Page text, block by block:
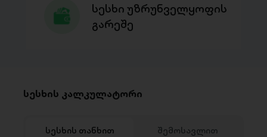
სესხი უზრუნველყოფის
გარეშე
სესხის კალკულატორი
სესხის თანხით შემოსავლით